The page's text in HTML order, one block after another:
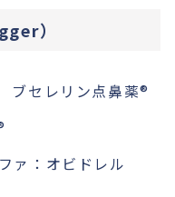
）
ブセレリン点鼻薬®︎
ァ：オビドレル